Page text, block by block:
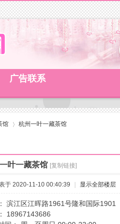
广告联系
馆
›
杭州一叶一藏茶馆
叶一藏茶馆 [复制链接]
于 2020-11-10 00:40:39 显示全部楼层
滨江区江晖路1961号隆和国际1901
18967143686